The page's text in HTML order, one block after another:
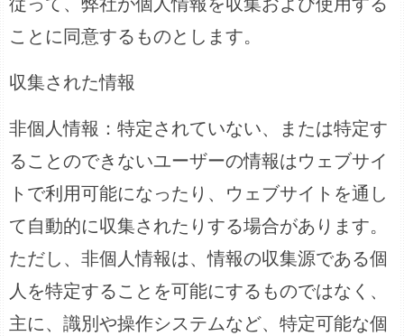
ことに同意するものとします。
収集された情報
非個人情報：特定されていない、または特定す
ることのできないユーザーの情報はウェブサイ
トで利用可能になったり、ウェブサイトを通し
て自動的に収集されたりする場合があります。
ただし、非個人情報は、情報の収集源である個
人を特定することを可能にするものではなく、
主に、識別や操作システムなど、特定可能な個